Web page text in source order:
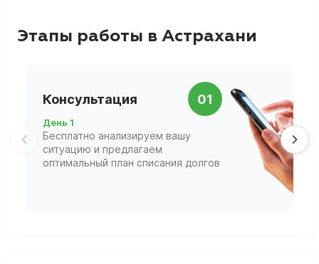
Этапы работы в Астрахани
Консультация 01
День 1
Бесплатно анализируем вашу
ситуацию и предлагаем
оптимальный план списания долгов